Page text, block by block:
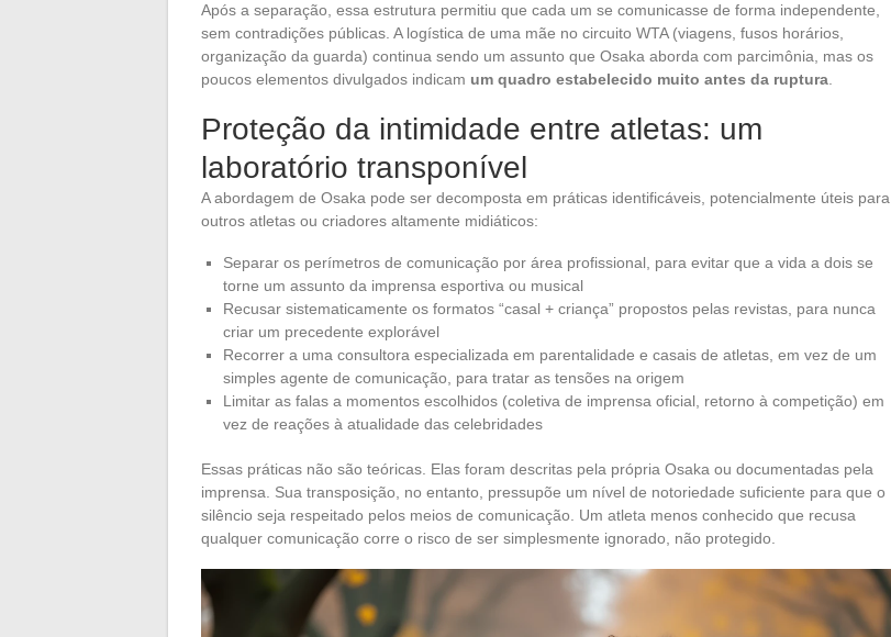
Após a separação, essa estrutura permitiu que cada um se comunicasse de forma independente,
sem contradições públicas. A logística de uma mãe no circuito WTA (viagens, fusos horários,
organização da guarda) continua sendo um assunto que Osaka aborda com parcimônia, mas os
poucos elementos divulgados indicam um quadro estabelecido muito antes da ruptura.
Proteção da intimidade entre atletas: um
laboratório transponível
A abordagem de Osaka pode ser decomposta em práticas identificáveis, potencialmente úteis para
outros atletas ou criadores altamente midiáticos:
Separar os perímetros de comunicação por área profissional, para evitar que a vida a dois se
torne um assunto da imprensa esportiva ou musical
Recusar sistematicamente os formatos “casal + criança” propostos pelas revistas, para nunca
criar um precedente explorável
Recorrer a uma consultora especializada em parentalidade e casais de atletas, em vez de um
simples agente de comunicação, para tratar as tensões na origem
Limitar as falas a momentos escolhidos (coletiva de imprensa oficial, retorno à competição) em
vez de reações à atualidade das celebridades
Essas práticas não são teóricas. Elas foram descritas pela própria Osaka ou documentadas pela
imprensa. Sua transposição, no entanto, pressupõe um nível de notoriedade suficiente para que o
silêncio seja respeitado pelos meios de comunicação. Um atleta menos conhecido que recusa
qualquer comunicação corre o risco de ser simplesmente ignorado, não protegido.